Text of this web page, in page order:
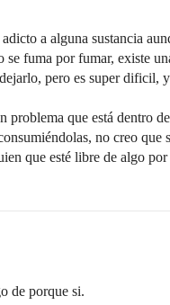
a alguna sustancia
se fuma por fumar, existe
pero es super dificil,
problema que está dentro
no creo que
que esté libre de algo
de porque si.